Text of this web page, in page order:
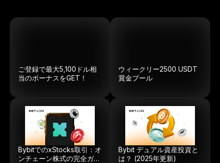
ご登録で最大5,100ドル相
当のボーナスをGET！
ウィークリー2500 USDT
賞金プール
BybitでのxStocks取引：オ
ンチェーン株式の完全ガイ
Bybit デュアル資産投資と
は？ (2025年更新)